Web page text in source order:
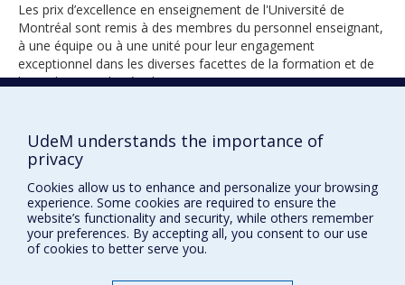
Les prix d’excellence en enseignement de l'Université de
Montréal sont remis à des membres du personnel enseignant,
à une équipe ou à une unité pour leur engagement
exceptionnel dans les diverses facettes de la formation et de
l’encadrement des étudiants.
UdeM understands the importance of
privacy
Cookies allow us to enhance and personalize your browsing
experience. Some cookies are required to ensure the
website’s functionality and security, while others remember
your preferences. By accepting all, you consent to our use
of cookies to better serve you.